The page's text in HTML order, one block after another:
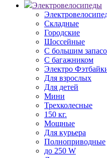
Электровелосипеды
Складные
Городские
Шоссейные
С большим
С багажником
Электро
Для взрослых
Для детей
Мини
Трехколесные
150 кг.
Мощные
Для курьера
Полноприводные
до 250 W